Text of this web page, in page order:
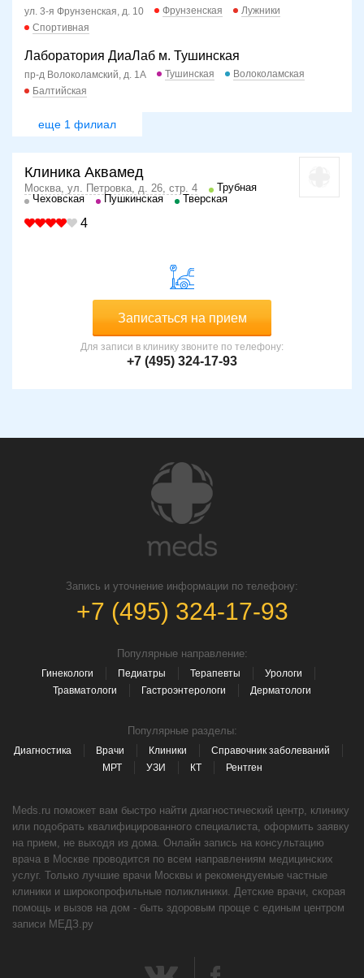
ул. 3-я Фрунзенская, д. 10 Фрунзенская
Лужники
Спортивная
Лаборатория ДиаЛаб м. Тушинская
пр-д Волоколамский, д. 1А Тушинская
Волоколамская
Балтийская
еще 1 филиал
Клиника Аквамед
Москва, ул. Петровка, д. 26, стр. 4
Трубная
Чеховская
Пушкинская Тверская
4
Записаться на прием
Для записи в клинику звоните по телефону:
+7 (495) 324-17-93
Запись и уточнение информации по телефону:
+7 (495) 324-17-93
Популярные направление:
Гинекологи Педиатры Терапевты
Урологи
Травматологи
Гастроэнтерологи Дерматологи
Популярные разделы:
Диагностика Врачи Клиники
Справочник заболеваний
МРТ
УЗИ КТ Рентген
Meds.ru поможет вам быстро найти диагностический центр, клинику
или подобрать квалифицированного специалиста, оформить заявку
на прием, не выходя из дома. Онлайн запись на консультацию
врача в Москве проводится по всем направлениям медицинских
услуг. Только лучшие врачи Москвы и рекомендуемые частные
клиники и широкопрофильные поликлиники. Детские врачи, скорая
помощь и вызов на дом - быть здоровым проще с единым центром
записи МЕДЗ.ру